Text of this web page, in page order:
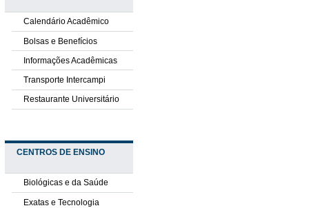
Calendário Acadêmico
Bolsas e Benefícios
Informações Acadêmicas
Transporte Intercampi
Restaurante Universitário
CENTROS DE ENSINO
Biológicas e da Saúde
Exatas e Tecnologia